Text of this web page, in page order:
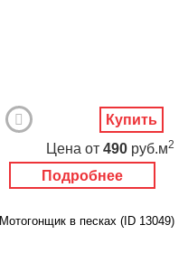
Подробнее
Цена от 490 руб.м2
Купить
Мотогонщик в песках (ID 13049)